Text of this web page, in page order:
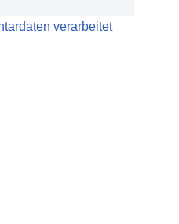
verarbeitet